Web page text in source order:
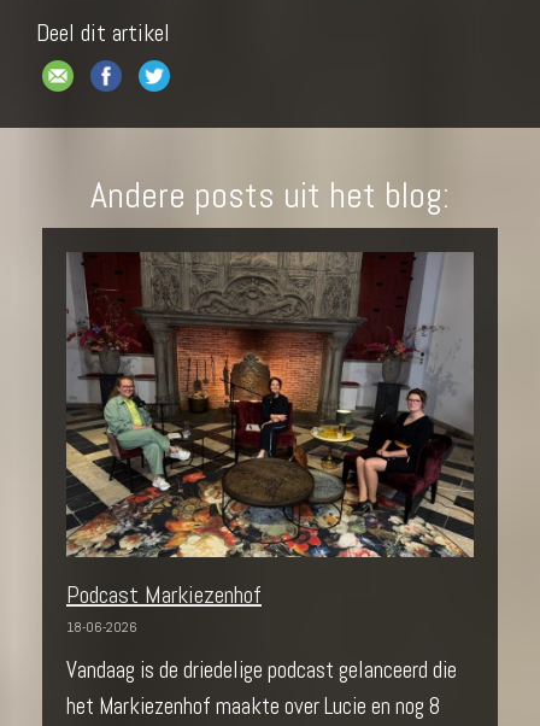
Deel dit artikel
Andere posts uit het blog:
Podcast Markiezenhof
18-06-2026
Vandaag is de driedelige podcast gelanceerd die
het Markiezenhof maakte over Lucie en nog 8